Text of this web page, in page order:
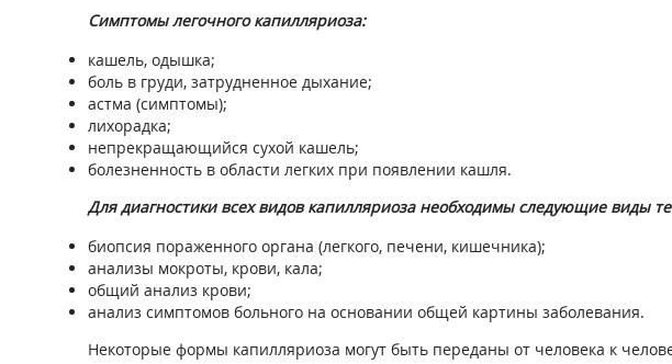
Симптомы легочного капилляриоза:
кашель, одышка;
боль в груди, затрудненное дыхание;
астма (симптомы);
лихорадка;
непрекращающийся сухой кашель;
болезненность в области легких при появлении кашля.
Для диагностики всех видов капилляриоза необходимы следующие виды
биопсия пораженного органа (легкого, печени, кишечника);
анализы мокроты, крови, кала;
общий анализ крови;
анализ симптомов больного на основании общей картины заболевания.
Некоторые формы капилляриоза могут быть переданы от человека к